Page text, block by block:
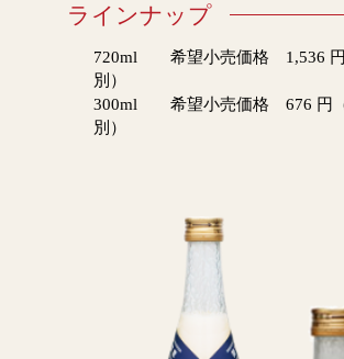
ラインナップ
720ml 希望小売価格 1,536 円
別）
300ml 希望小売価格 676 円（
別）